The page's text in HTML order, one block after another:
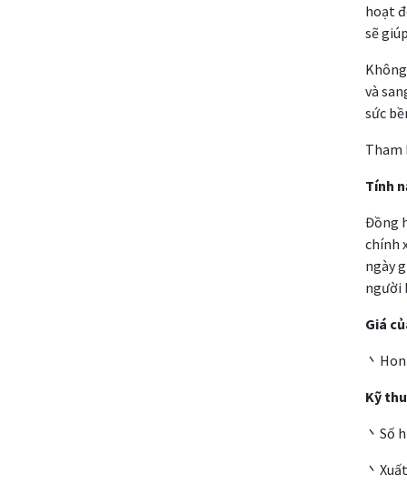
hoạt
sẽ
và
sức
Tham
Tính
Đồng
chính
ngày
người
Giá
丶
Kỹ
丶Số
丶